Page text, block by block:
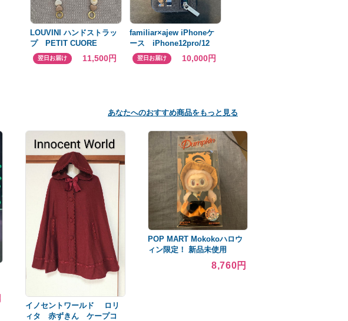
LOUVINI ハンドストラッ
プ PETIT CUORE
翌日お届け 11,500円
familiar×ajew iPhoneケ
ース iPhone12pro/12
翌日お届け 10,000円
あなたへのおすすめ商品をもっと見る
イノセントワールド ロリ
ィタ 赤ずきん ケープコ
POP MART Mokokoハロウ
ィン限定！ 新品未使用
8,760円